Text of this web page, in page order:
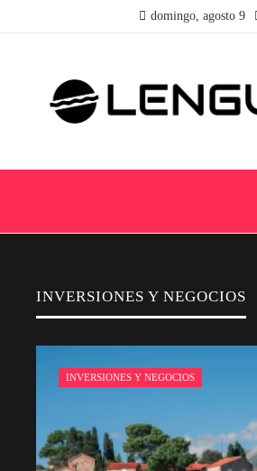
domingo, agosto 9
INVERSIONES Y NEGOCIOS
INVERSIONES Y NEGOCIOS